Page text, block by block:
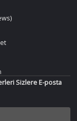
Sizlere E-posta